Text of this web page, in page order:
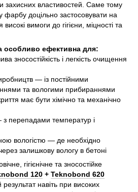
захисних властивостей. Саме тому
фарбу доцільно застосовувати на
вимоги до гігієни, міцності та
особливо ефективна для:
зносостійкість і легкість очищення
— із постійними
та вологими прибираннями
має бути хімічно та механічно
перепадами температур і
вологістю — де необхідно
залишкову вологу в бетоні
гігієнічне та зносостійке
120 + Teknobond 620
навіть при високих